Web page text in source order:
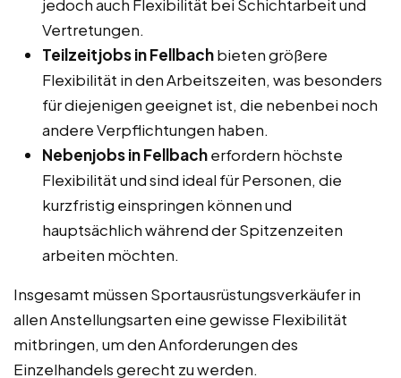
jedoch auch Flexibilität bei Schichtarbeit und
Vertretungen.
Teilzeitjobs in Fellbachbieten größere
Flexibilität in den Arbeitszeiten, was besonders
für diejenigen geeignet ist, die nebenbei noch
andere Verpflichtungen haben.
Nebenjobs in Fellbacherfordern höchste
Flexibilität und sind ideal für Personen, die
kurzfristig einspringen können und
hauptsächlich während der Spitzenzeiten
arbeiten möchten.
Insgesamt müssen Sportausrüstungsverkäufer in
allen Anstellungsarten eine gewisse Flexibilität
mitbringen, um den Anforderungen des
Einzelhandels gerecht zu werden.